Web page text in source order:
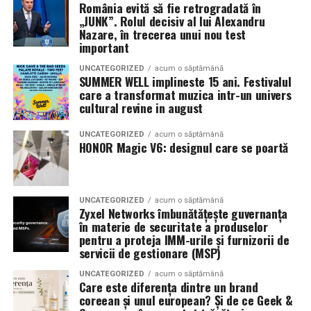
State și Azaleea Necula și regizorul Paul Decu.
Pe 13 februarie la ora 18:30, spectatorii dinIași
invitați la proiecția specială din
Mall, alături de regizorulPaul Decuși de
actoriiGabriel Vatavu, Sergiu Costache, Azaleea
Necula, Alexandra Răduță.
De „Ziua Îndrăgostiților”, pe14 februarie, în Cinema
City Iulius Mall Suceava, de la 18:30, spectatorii sunt
invitați la film alături de regizorul
actoriiSergiu Costache, Vlad si Oana Gherman,
Alexandra Răduță.
Cineplexx Băneasa Shopping City
Bucureștigăzduiește o proiecție specială în prezența
întregii echipe pe15 februarie, de la 17:30.
ÎnCraiova , regizorul Paul Decuși actorii Sergiu
România evită să fie retrogradată în
„JUNK”. Rolul decisiv al lui Alexandru
Nazare, în trecerea unui nou test
important
UNCATEGORIZED acum o săptămână
SUMMER WELL implineste 15 ani. Festivalul
care a transformat muzica intr-un univers
cultural revine in august
UNCATEGORIZED acum o săptămână
HONOR Magic V6: designul care se poartă
UNCATEGORIZED acum o săptămână
Zyxel Networks îmbunătățește guvernanța
în materie de securitate a produselor
pentru a proteja IMM-urile și furnizorii de
servicii de gestionare (MSP)
UNCATEGORIZED acum o săptămână
Care este diferența dintre un brand
coreean și unul european? Și de ce Geek &